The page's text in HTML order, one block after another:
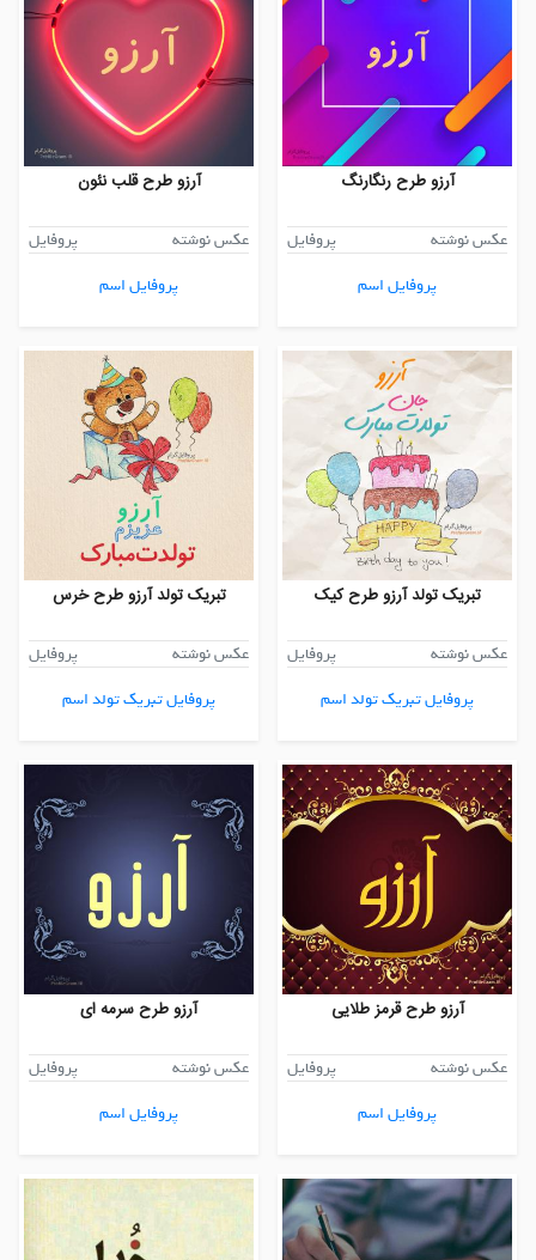
آرزو طرح رنگارنگ
عکس نوشته
پروفایل
پروفایل اسم
آرزو طرح قلب نئون
عکس نوشته
پروفایل
پروفایل اسم
تبریک تولد آرزو طرح کیک
عکس نوشته
پروفایل
پروفایل تبریک تولد اسم
تبریک تولد آرزو طرح خرس
عکس نوشته
پروفایل
پروفایل تبریک تولد اسم
آرزو طرح قرمز طلایی
عکس نوشته
پروفایل
پروفایل اسم
آرزو طرح سرمه ای
عکس نوشته
پروفایل
پروفایل اسم